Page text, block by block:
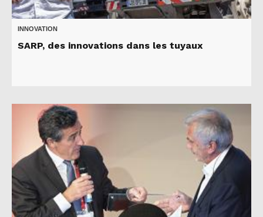
INNOVATION
SARP, des innovations dans les tuyaux